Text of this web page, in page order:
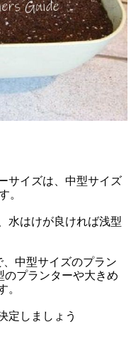
サイズは、中型サイズ
。
水はけが良ければ浅型
中型サイズのプラン
のプランターや大きめ
。
定しましょう